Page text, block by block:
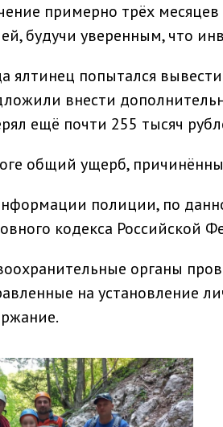
примерно трёх
будучи уверенным, что
ялтинец попытался
внести
ещё почти 255 тысяч
общий ущерб,
полиции, по
кодекса Российской
органы
на установление